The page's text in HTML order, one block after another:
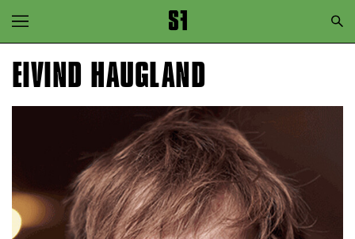
Zur Hauptnavigation springen
Zum Hauptinhalt springen
EIVIND HAUGLAND